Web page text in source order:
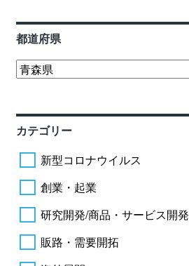
都道府県
カテゴリー
新型コロナウイルス
創業・起業
研究開発/商品・サービス開発
販路・需要開拓